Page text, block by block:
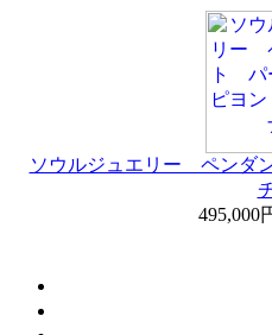
ソウルジュエリー ペン
495,000